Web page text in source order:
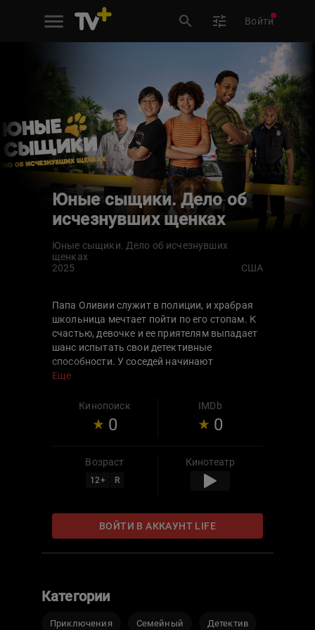
Войти
Юные сыщики. Дело об
исчезнувших щенках
Юные сыщики. Дело об исчезнувших
щенках
2025
США
Папа Оливии служит в полиции, и храбрая
школьница мечтает пойти по его стопам. К
счастью, девочке и ее приятелям выпадает
шанс испытать свои детективные
способности. У соседей начинают
загадочно пропадать домашние любимцы,
похитители. Бойкая Оливия, ее верный пес,
а также одноклассники Гейб
и Джейден начинают расследование. Они
негодяев и вернуть питомцев домой целыми
Еще
Кинопоиск
0
IMDb
0
Возраст
12+ R
Кинотеатр
ВОЙТИ В АККАУНТ LIFE
Категории
Приключения Семейный Детектив